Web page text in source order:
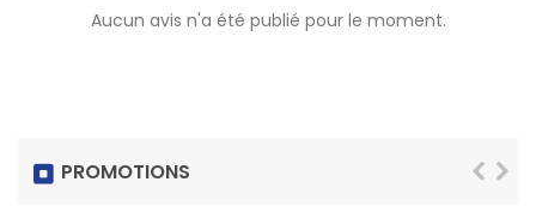
Aucun avis n'a été publié pour le moment.
PROMOTIONS